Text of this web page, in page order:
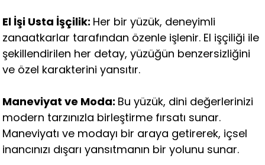
El İşi Usta İşçilik: Her bir yüzük, deneyimli
zanaatkarlar tarafından özenle işlenir. El işçiliği ile
şekillendirilen her detay, yüzüğün benzersizliğini
ve özel karakterini yansıtır.
Maneviyat ve Moda: Bu yüzük, dini değerlerinizi
modern tarzınızla birleştirme fırsatı sunar.
Maneviyatı ve modayı bir araya getirerek, içsel
inancınızı dışarı yansıtmanın bir yolunu sunar.